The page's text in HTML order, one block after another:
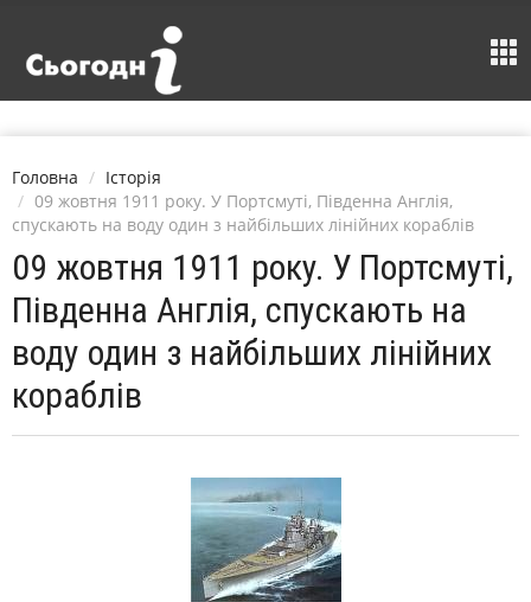
Головна
Історія
09 жовтня 1911 року. У Портсмуті, Південна Англія,
спускають на воду один з найбільших лінійних кораблів
09 жовтня 1911 року. У Портсмуті,
Південна Англія, спускають на
воду один з найбільших лінійних
кораблів